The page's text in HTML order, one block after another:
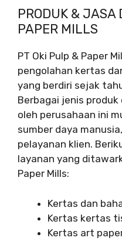
PRODUK & JASA
PAPER MILLS
PT Oki Pulp & Paper
pengolahan kertas
yang berdiri sejak
Berbagai jenis
oleh perusahaan ini
sumber daya
pelayanan klien.
layanan yang
Paper Mills:
Kertas dan
Kertas kertas
Kertas art